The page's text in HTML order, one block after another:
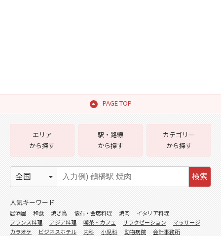
PAGE TOP
エリア
から探す
駅・路線
から探す
カテゴリー
から探す
検索
人気キーワード
居酒屋 和食 焼き鳥 懐石・会席料理 焼肉
イタリア料理
フランス料理
アジア料理 喫茶・カフェ リラクゼーション
マッサージ
カラオケ
ビジネスホテル 内科 小児科 動物病院
会計事務所